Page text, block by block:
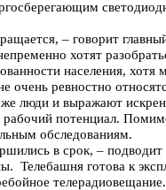
– говорит
хотят
населения,
очень ревностно
же люди и выражают
потенциал.
обследованиям.
в срок, –
Телебашня готова к
телерадиовещание.